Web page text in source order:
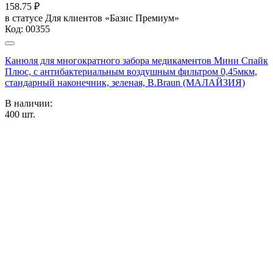
158.75 ₽
в статусе Для клиентов «Базис Премиум»
Код: 00355
Канюля для многократного забора медикаментов Мини Спайк
Плюс, с антибактериальным воздушным фильтром 0,45мкм,
стандарный наконечник, зеленая, B.Braun (МАЛАЙЗИЯ)
В наличии:
400 шт.